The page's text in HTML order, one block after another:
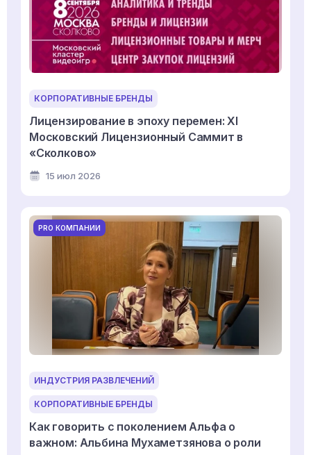
КОРПОРАТИВНЫЕ БРЕНДЫ
Лицензирование в эпоху перемен: XI
Московский Лицензионный Саммит в
«Сколково»
15 июл 2026
PRO КОМПАНИИ
ИНДУСТРИЯ РАЗВЛЕЧЕНИЙ
КОРПОРАТИВНЫЕ БРЕНДЫ
Как говорить с поколением Альфа о
важном: Альбина Мухаметзянова о роли